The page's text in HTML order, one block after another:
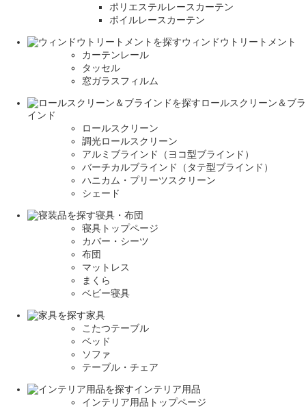
ポリエステルレースカーテン
ボイルレースカーテン
ウィンドウトリートメント
カーテンレール
タッセル
窓ガラスフィルム
ロールスクリーン＆ブラ
インド
ロールスクリーン
調光ロールスクリーン
アルミブラインド（ヨコ型ブラインド）
バーチカルブラインド（タテ型ブラインド）
ハニカム・プリーツスクリーン
シェード
寝具・布団
寝具トップページ
カバー・シーツ
布団
マットレス
まくら
ベビー寝具
家具
こたつテーブル
ベッド
ソファ
テーブル・チェア
インテリア用品
インテリア用品トップページ